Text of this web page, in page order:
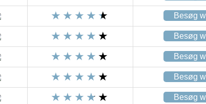
Besøg
Besøg
Besøg
Besøg
Besøg